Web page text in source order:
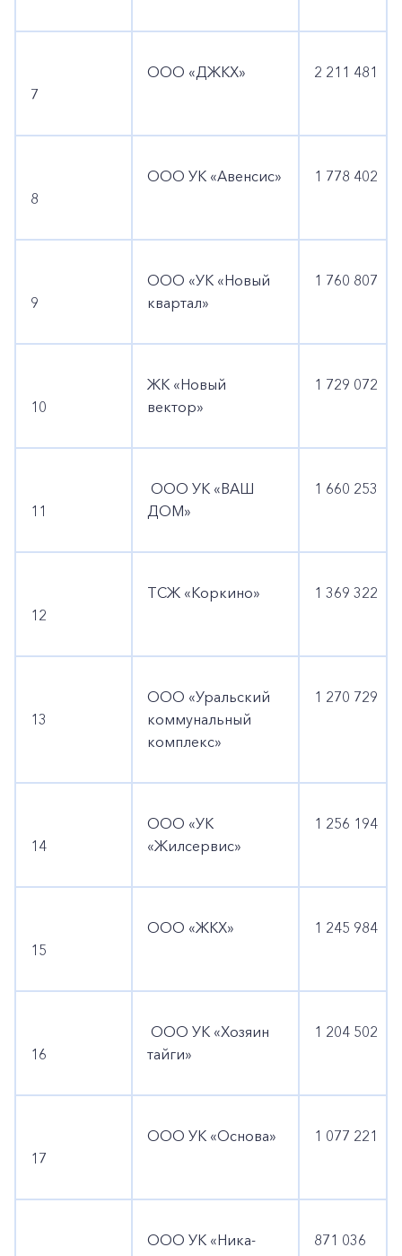
7
ООО «ДЖКХ» 2 211 481
8
ООО УК «Авенсис» 1 778 402
9
ООО «УК «Новый
квартал»
1 760 807
10
ЖК «Новый
вектор»
1 729 072
11
ООО УК «ВАШ
ДОМ»
1 660 253
12
ТСЖ «Коркино» 1 369 322
13
ООО «Уральский
коммунальный
комплекс»
1 270 729
14
ООО «УК
«Жилсервис»
1 256 194
15
ООО «ЖКХ» 1 245 984
16
ООО УК «Хозяин
тайги»
1 204 502
17
ООО УК «Основа» 1 077 221
ООО УК «Ника-
871 036